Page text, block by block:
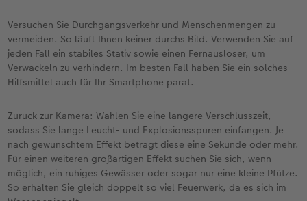
Versuchen Sie Durchgangsverkehr und Menschenmengen zu
vermeiden. So läuft Ihnen keiner durchs Bild. Verwenden Sie auf
jeden Fall ein stabiles Stativ sowie einen Fernauslöser, um
Verwackeln zu verhindern. Im besten Fall haben Sie ein solches
Hilfsmittel auch für Ihr Smartphone parat.
Zurück zur Kamera: Wählen Sie eine längere Verschlusszeit,
sodass Sie lange Leucht- und Explosionsspuren einfangen. Je
nach gewünschtem Effekt beträgt diese eine Sekunde oder mehr.
Für einen weiteren großartigen Effekt suchen Sie sich, wenn
möglich, ein ruhiges Gewässer oder sogar nur eine kleine Pfütze.
So erhalten Sie gleich doppelt so viel Feuerwerk, da es sich im